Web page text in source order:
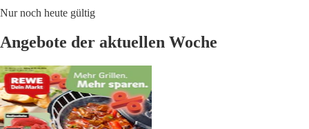
Nur noch heute gültig
Angebote der aktuellen Woche